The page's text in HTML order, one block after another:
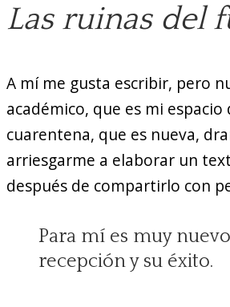
Las ruinas del
A mí me gusta escribir, pero
académico, que es mi
cuarentena, que es nueva,
arriesgarme a elaborar un
después de compartirlo con
Para mí es muy
recepción y su éxito.